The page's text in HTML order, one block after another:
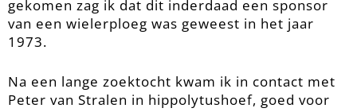
gekomen zag ik dat dit inderdaad een sponsor
van een wielerploeg was geweest in het jaar
1973.
Na een lange zoektocht kwam ik in contact met
Peter van Stralen in hippolytushoef, goed voor